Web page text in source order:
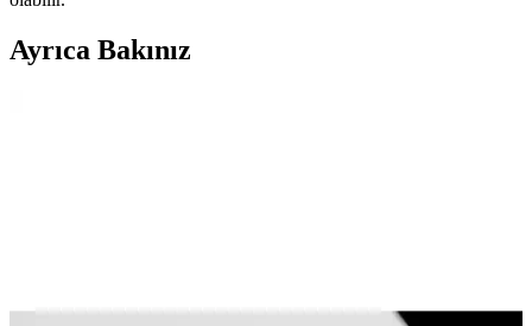
Ayrıca Bakınız
İşlevleri ve Kullanım Önerileri